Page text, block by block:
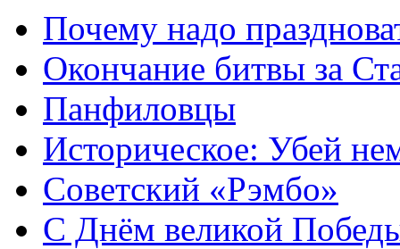
Почему надо
Окончание битвы за
Панфиловцы
Историческое: Убей
Советский «Рэмбо»
С Днём великой